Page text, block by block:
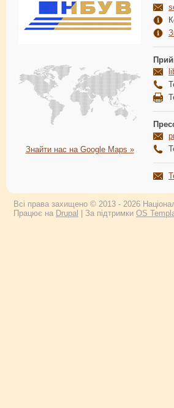
Знайти нас на Google Maps »
Всі права захищено © 2013 - 2026
Працює на Drupal | За підтримки OS